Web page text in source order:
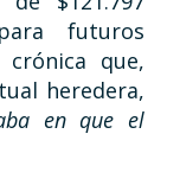
futuros
que,
heredera,
en que el